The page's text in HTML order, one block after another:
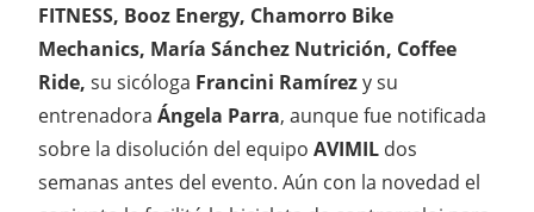
FITNESS, Booz Energy, Chamorro Bike
Mechanics, María Sánchez Nutrición, Coffee
Ride, su sicóloga Francini Ramírezy su
entrenadora Ángela Parra, aunque fue notificada
sobre la disolución del equipo AVIMIL dos
semanas antes del evento. Aún con la novedad el